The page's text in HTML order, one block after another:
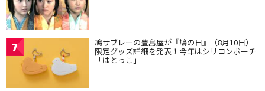
7 鳩サブレーの豊島屋が『鳩の日』（8月10日）
限定グッズ詳細を発表！今年はシリコンポーチ
「はとっこ」